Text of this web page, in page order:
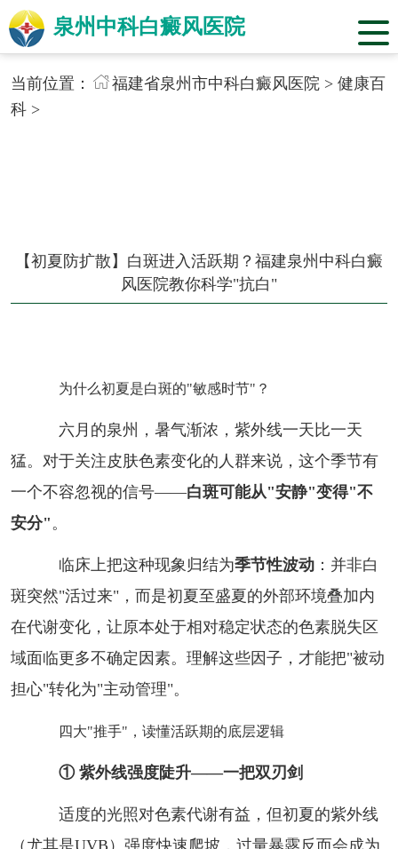
泉州中科白癜风医院
当前位置： 福建省泉州市中科白癜风医院> 健康百
科>
【初夏防扩散】白斑进入活跃期？福建泉州中科白癜
风医院教你科学"抗白"
为什么初夏是白斑的"敏感时节"？
六月的泉州，暑气渐浓，紫外线一天比一天
猛。对于关注皮肤色素变化的人群来说，这个季节有
一个不容忽视的信号——白斑可能从"安静"变得"不
安分" 。
临床上把这种现象归结为季节性波动：并非白
斑突然"活过来"，而是初夏至盛夏的外部环境叠加内
在代谢变化，让原本处于相对稳定状态的色素脱失区
域面临更多不确定因素。理解这些因子，才能把"被动
担心"转化为"主动管理"。
四大"推手"，读懂活跃期的底层逻辑
① 紫外线强度陡升——一把双刃剑
适度的光照对色素代谢有益，但初夏的紫外线
（尤其是UVB）强度快速爬坡，过量暴露反而会成为